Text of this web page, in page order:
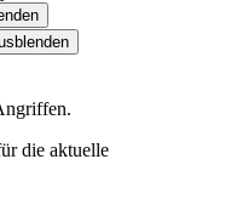
die aktuelle